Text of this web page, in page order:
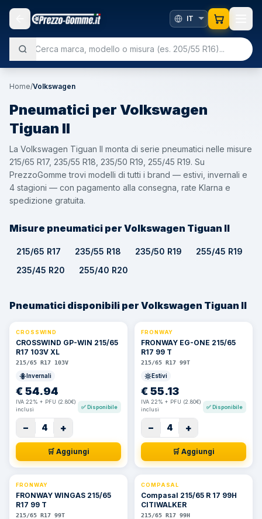
Home/Volkswagen
Pneumatici per Volkswagen
Tiguan II
La Volkswagen Tiguan II monta di serie pneumatici nelle misure
215/65 R17, 235/55 R18, 235/50 R19, 255/45 R19. Su
PrezzoGomme trovi modelli di tutti i brand — estivi, invernali e
4 stagioni — con pagamento alla consegna, rate Klarna e
spedizione gratuita.
Misure pneumatici per Volkswagen Tiguan II
215/65 R17 235/55 R18 235/50 R19
255/45 R19
235/45 R20
255/40 R20
Pneumatici disponibili per Volkswagen Tiguan II
CROSSWIND
CROSSWIND GP-WIN 215/65
R17 103V XL
215/65 R17 103V
Invernali
€54.94
IVA 22% + PFU (2.80€)
inclusi
✅Disponibile
− 4 +
🛒 Aggiungi
FRONWAY
FRONWAY EG-ONE 215/65
R17 99 T
215/65 R17 99T
Estivi
€55.13
IVA 22% + PFU (2.80€)
inclusi
✅Disponibile
− 4 +
🛒 Aggiungi
FRONWAY
FRONWAY WINGAS 215/65
R17 99 T
215/65 R17 99T
COMPASAL
Compasal 215/65 R 17 99H
CITIWALKER
215/65 R17 99H